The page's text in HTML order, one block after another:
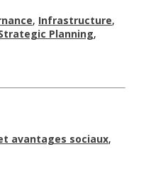
, Infrastructure,
Planning,
avantages sociaux,